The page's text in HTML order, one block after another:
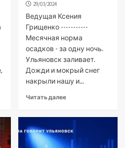
29/03/2024
Ведущая Ксения
Грищенко -----------
Месячная норма
осадков - за одну ночь.
Ульяновск заливает.
Дожди и мокрый снег
накрыли нашу и...
Читать далее